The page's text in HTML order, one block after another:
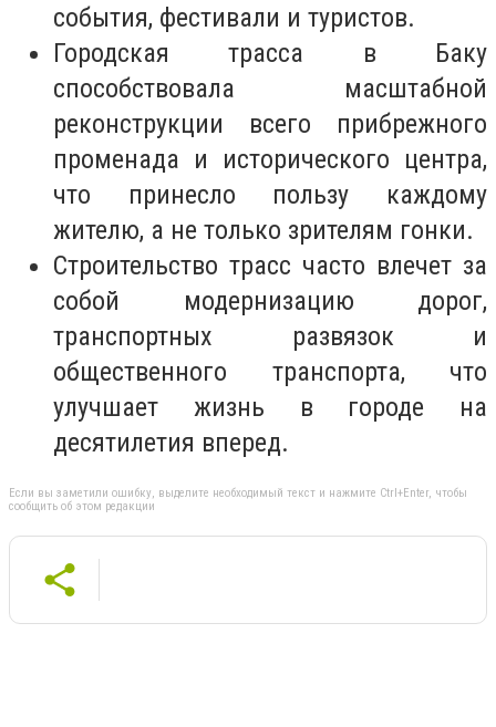
события, фестивали и туристов.
Городская трасса в Баку
способствовала масштабной
реконструкции всего прибрежного
променада и исторического центра,
что принесло пользу каждому
жителю, а не только зрителям гонки.
Строительство трасс часто влечет за
собой модернизацию дорог,
транспортных развязок и
общественного транспорта, что
улучшает жизнь в городе на
десятилетия вперед.
Если вы заметили ошибку, выделите необходимый текст и нажмите Ctrl+Enter, чтобы
сообщить об этом редакции